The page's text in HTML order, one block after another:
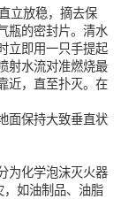
立放稳，摘去保
瓶的密封片。清水
立即用一只手提起
射水流对准燃烧最
近，直至扑灭。在
面保持大致垂直状
为化学泡沫灭火器
，如油制品、油脂